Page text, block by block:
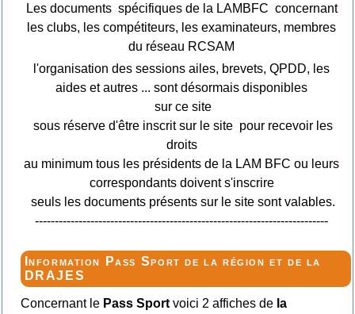
Les documents spécifiques de la LAMBFC concernant
les clubs, les compétiteurs, les examinateurs, membres
du réseau RCSAM
l'organisation des sessions ailes, brevets, QPDD, les
aides et autres ... sont désormais disponibles
sur ce site
sous réserve d'être inscrit sur le site pour recevoir les
droits
au minimum tous les présidents de la LAM BFC ou leurs
correspondants doivent s'inscrire
seuls les documents présents sur le site sont valables.
--------------------------------------------------------------------------
Information Pass Sport de la région et de la
DRAJES
Concernant lePass Sportvoici 2 affiches dela